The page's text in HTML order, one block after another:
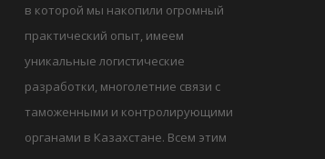
в которой мы накопили огромный
практический опыт, имеем
уникальные логистические
разработки, многолетние связи с
таможенными и контролирующими
органами в Казахстане. Всем этим